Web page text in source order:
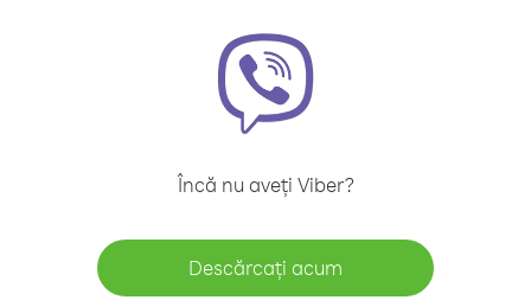
Încă nu aveți Viber?
Descărcați acum